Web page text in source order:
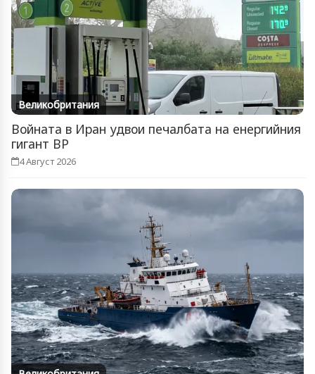
Великобритания
Войната в Иран удвои печалбата на енергийния
гигант BP
4 Август 2026